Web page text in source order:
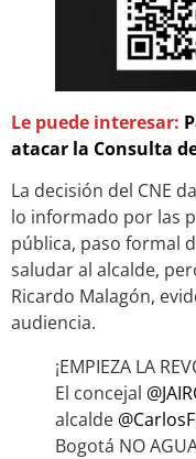
Le puede interesar:
atacar la Consulta
La decisión del CNE
lo informado por las
pública, paso formal
saludar al alcalde,
Ricardo Malagón,
audiencia.
¡EMPIEZA LA
El concejal
alcalde
Bogotá NO